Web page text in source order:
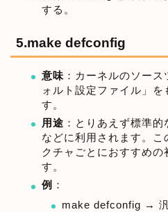
する。
5.make defconfig
意味 ：カーネルのソー
ォルト設定ファイル」
す。
用途 ：とりあえず標準
などに利用されます。
クチャごとにおすすめの
す。
例 ：
make defconfig →